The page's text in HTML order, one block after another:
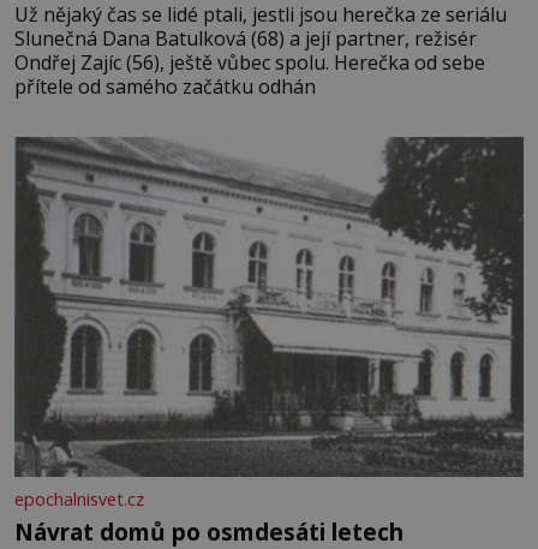
Už nějaký čas se lidé ptali, jestli jsou herečka ze seriálu
Slunečná Dana Batulková (68) a její partner, režisér
Ondřej Zajíc (56), ještě vůbec spolu. Herečka od sebe
přítele od samého začátku odhán
epochalnisvet.cz
Návrat domů po osmdesáti letech